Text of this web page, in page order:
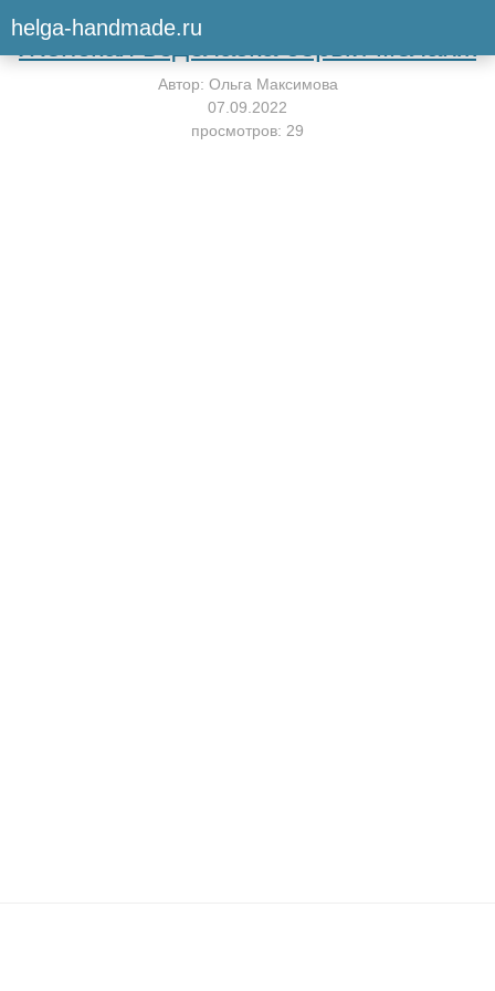
helga-handmade.ruВернуться к мастер-классу
Женская водолазка серый меланж
Автор: Ольга Максимова
07.09.2022
просмотров: 29